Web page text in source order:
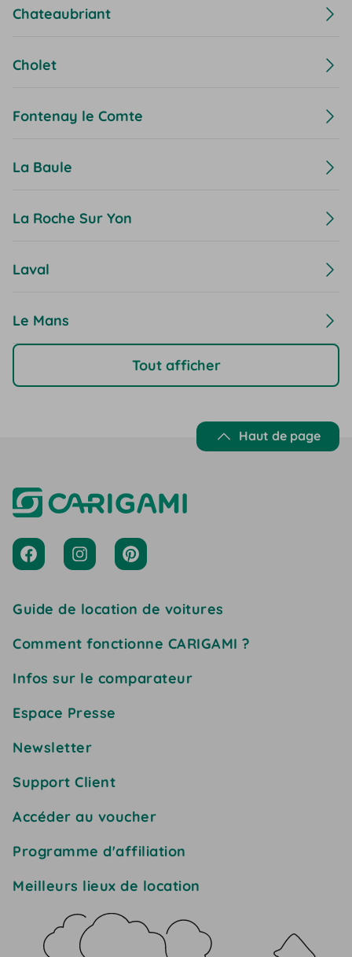
Chateaubriant
Cholet
Fontenay le Comte
La Baule
La Roche Sur Yon
Laval
Le Mans
Tout afficher
Haut de page
Guide de location de voitures
Comment fonctionne CARIGAMI ?
Infos sur le comparateur
Espace Presse
Newsletter
Support Client
Accéder au voucher
Programme d'affiliation
Meilleurs lieux de location